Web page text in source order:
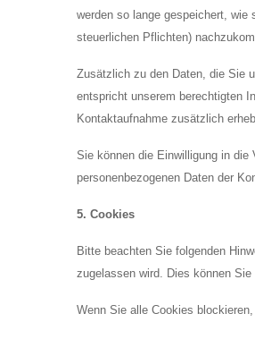
werden so lange gespeichert, wie
steuerlichen Pflichten)
Zusätzlich zu den Daten, die Sie
entspricht unserem berechtigten
Kontaktaufnahme zusätzlich
Sie können die Einwilligung in die
personenbezogenen Daten der
5. Cookies
Bitte beachten Sie folgenden
zugelassen wird. Dies können
Wenn Sie alle Cookies